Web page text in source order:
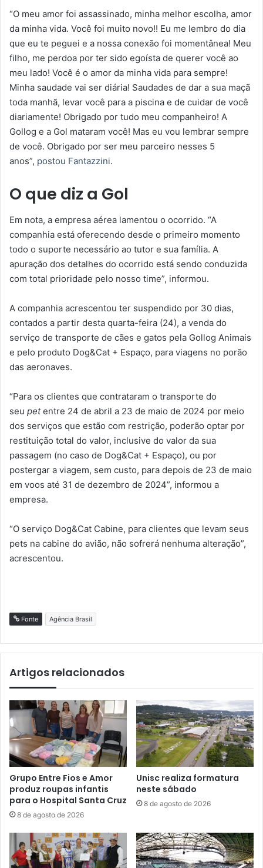
“O meu amor foi assassinado, minha melhor escolha, amor
da minha vida. Você foi muito novo!! Eu me lembro do dia
que eu te peguei e a nossa conexão foi momentânea! Meu
filho, me perdoa por ter sido egoísta de querer você ao
meu lado! Você é o amor da minha vida para sempre!
Minha saudade vai ser diária! Saudades de dar a sua maçã
toda manhã, levar você para a piscina e de cuidar de você
diariamente! Obrigado por tudo meu companheiro! A
Gollog e a Gol mataram você! Mas eu vou lembrar sempre
de você. Obrigado por ser meu parceiro nesses 5
anos”, postou Fantazzini.
O que diz a Gol
Em nota, a empresa aérea lamentou o ocorrido. “A
companhia está oferecendo desde o primeiro momento
todo o suporte necessário ao tutor e sua família. A
apuração dos detalhes do ocorrido está sendo conduzida
com total prioridade pelo nosso time”, informou.
A companhia acrescentou ter suspendido por 30 dias,
contados a partir desta quarta-feira (24), a venda do
serviço de transporte de cães e gatos pela Gollog Animais
e pelo produto Dog&Cat + Espaço, para viagens no porão
das aeronaves.
“Para os clientes que contrataram o transporte do
seu petentre 24 de abril a 23 de maio de 2024 por meio
dos serviços que estão com restrição, poderão optar por
restituição total do valor, inclusive do valor da sua
passagem (no caso de Dog&Cat + Espaço), ou por
postergar a viagem, sem custo, para depois de 23 de maio
em voos até 31 de dezembro de 2024”, informou a
empresa.
“O serviço Dog&Cat Cabine, para clientes que levam seus
pets na cabine do avião, não sofrerá nenhuma alteração”,
acrescentou.
Fonte Agência Brasil
Artigos relacionados
Grupo Entre Fios e Amor
produz roupas infantis
para o Hospital Santa Cruz
8 de agosto de 2026
Unisc realiza formatura
neste sábado
8 de agosto de 2026